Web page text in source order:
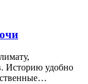
Историю удобно